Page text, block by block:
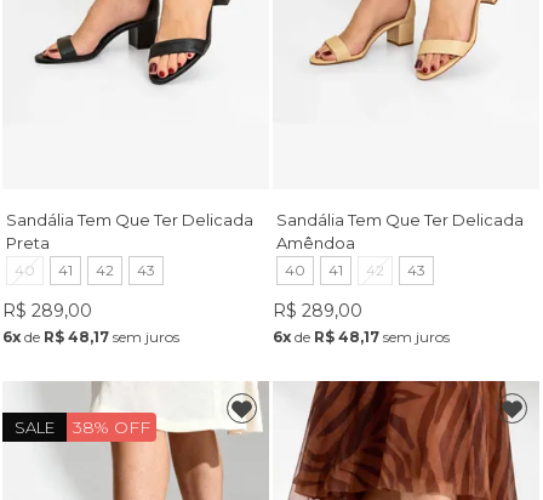
Sandália Tem Que Ter Delicada
Preta
40 41 42 43
R$ 289,00
6xde R$ 48,17sem juros
Sandália Tem Que Ter Delicada
Amêndoa
40 41 42 43
R$ 289,00
6x de R$ 48,17 sem juros
SALE 38% OFF